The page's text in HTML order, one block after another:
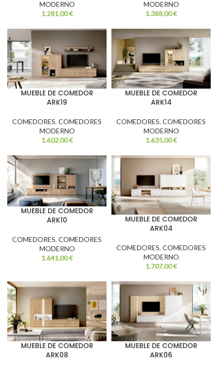
MODERNO
1.281,00€
MODERNO
1.388,00€
MUEBLE DE COMEDOR
ARK19
COMEDORES, COMEDORES
MODERNO
1.602,00€
MUEBLE DE COMEDOR
ARK14
COMEDORES, COMEDORES
MODERNO
1.635,00€
MUEBLE DE COMEDOR
ARK10
COMEDORES, COMEDORES
MODERNO
1.641,00€
MUEBLE DE COMEDOR
ARK04
COMEDORES, COMEDORES
MODERNO
1.707,00€
MUEBLE DE COMEDOR
ARK08
MUEBLE DE COMEDOR
ARK06